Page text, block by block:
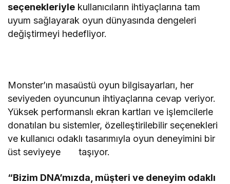
seçenekleriyle kullanıcıların ihtiyaçlarına tam
uyum sağlayarak oyun dünyasında dengeleri
değiştirmeyi hedefliyor.
Monster’ın masaüstü oyun bilgisayarları, her
seviyeden oyuncunun ihtiyaçlarına cevap veriyor.
Yüksek performanslı ekran kartları ve işlemcilerle
donatılan bu sistemler, özelleştirilebilir seçenekleri
ve kullanıcı odaklı tasarımıyla oyun deneyimini bir
üst seviyeye taşıyor.
“Bizim DNA’mızda, müşteri ve deneyim odaklı